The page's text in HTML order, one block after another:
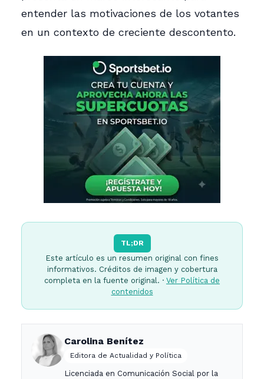
entender las motivaciones de los votantes
en un contexto de creciente descontento.
TL;DR
Este artículo es un resumen original con fines
informativos. Créditos de imagen y cobertura
completa en la fuente original. · Ver Política de
contenidos
Carolina Benítez
Editora de Actualidad y Política
Licenciada en Comunicación Social por la